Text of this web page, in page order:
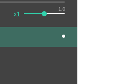
1.0
x1